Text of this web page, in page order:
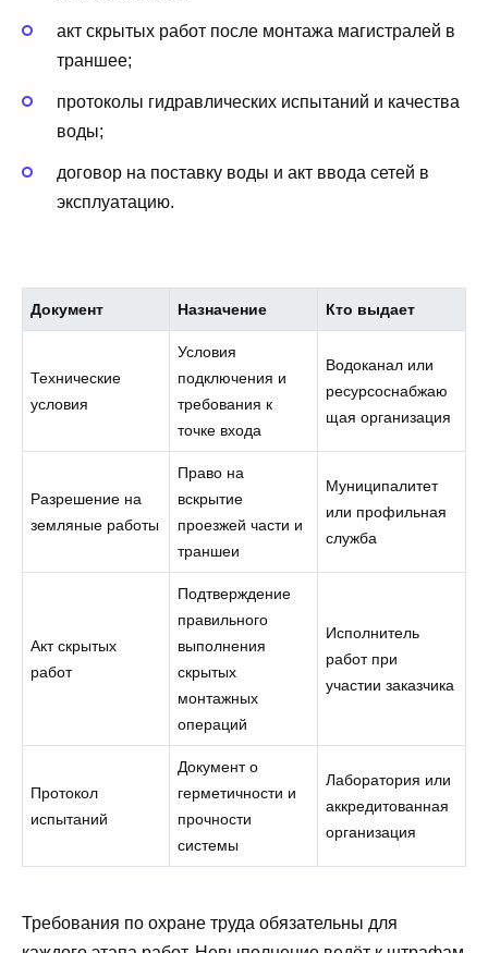
акт скрытых работ после монтажа магистралей в
траншее;
протоколы гидравлических испытаний и качества
воды;
договор на поставку воды и акт ввода сетей в
эксплуатацию.
Документ Назначение Кто выдает
Технические
условия
Условия
подключения и
требования к
точке входа
Водоканал или
ресурсоснабжаю
щая организация
Разрешение на
земляные работы
Право на
вскрытие
проезжей части и
траншеи
Муниципалитет
или профильная
служба
Акт скрытых
работ
Подтверждение
правильного
выполнения
скрытых
монтажных
операций
Исполнитель
работ при
участии заказчика
Протокол
испытаний
Документ о
герметичности и
прочности
системы
Лаборатория или
аккредитованная
организация
Требования по охране труда обязательны для